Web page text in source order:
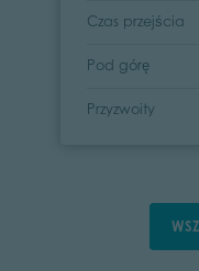
Czas przejścia
Pod górę
Przyzwoity